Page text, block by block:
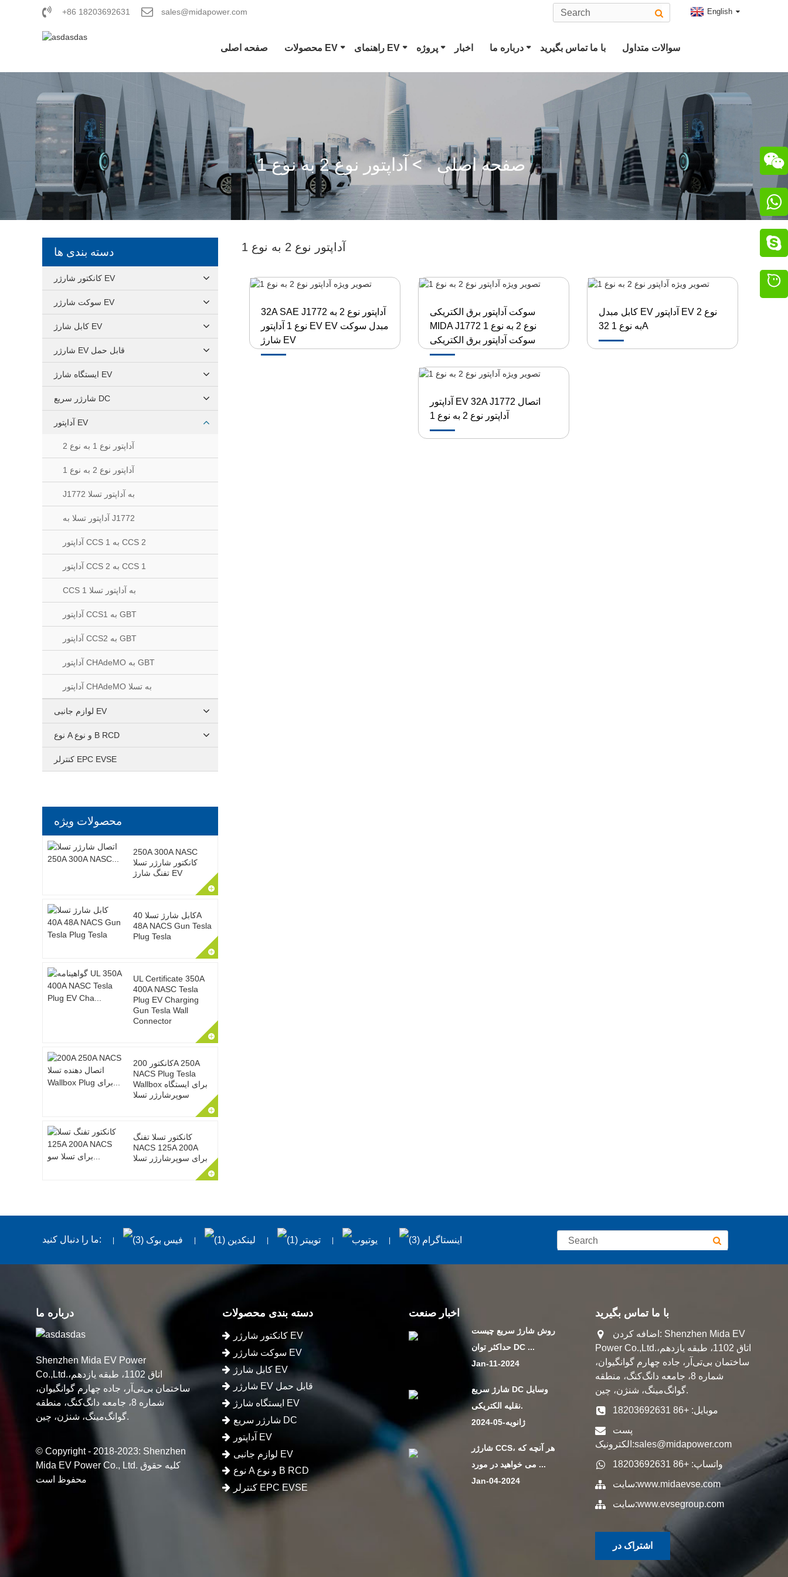
+86 18203692631 sales@midapower.com English
صفحه اصلی محصولات EV
دوشاخه CCS Combo 2 رابط CHAdeMO
تفنگ GB/T DC رابط ChaoJi
راهنمای EV پروژه اخبار درباره ما با ما تماس بگیرید سوالات متداول
صفحه اصلی آداپتور نوع 2 به نوع 1
دسته بندی ها
کانکتور شارژر EV
سوکت شارژر EV
کابل شارژ EV
شارژر EV قابل حمل
ایستگاه شارژ EV
شارژر سریع DC
آداپتور EV
آداپتور نوع 1 به نوع 2
آداپتور نوع 2 به نوع 1
J1772 به آداپتور تسلا
آداپتور تسلا به J1772
آداپتور CCS 1 به CCS 2
آداپتور CCS 2 به CCS 1
CCS 1 به آداپتور تسلا
آداپتور CCS1 به GBT
آداپتور CCS2 به GBT
آداپتور CHAdeMO به GBT
آداپتور CHAdeMO به تسلا
لوازم جانبی EV
نوع A و نوع B RCD
کنترلر EPC EVSE
محصولات ویژه
250A 300A NASC
کانکتور شارژر تسلا
تفنگ شارژ EV
کابل شارژ تسلا 40A
48A NACS Gun Tesla
Plug Tesla
UL Certificate 350A
400A NASC Tesla
Plug EV Charging
Gun Tesla Wall
Connector
کانکتور 200A 250A
NACS Plug Tesla
Wallbox برای ایستگاه
سوپرشارژر تسلا
کانکتور تسلا تفنگ
NACS 125A 200A
برای سوپرشارژر تسلا
آداپتور نوع 2 به نوع 1
32A SAE J1772 آداپتور نوع 2 به
نوع 1 آداپتور EV EV مبدل سوکت
شارژ EV
سوکت آداپتور برق الکتریکی
MIDA J1772 نوع 2 به نوع 1
سوکت آداپتور برق الکتریکی
کابل مبدل EV آداپتور EV نوع 2
به نوع 1 32A
آداپتور EV 32A J1772 اتصال
آداپتور نوع 2 به نوع 1
ما را دنبال کنید:
درباره ما
Shenzhen Mida EV Power
Co.,Ltd.اتاق 1102، طبقه یازدهم،
ساختمان بی‌تی‌آر، جاده چهارم گوانگیوان،
شماره 8، جامعه دانگ‌کنگ، منطقه
گوانگ‌مینگ، شنژن، چین.
© Copyright - 2018-2023: Shenzhen
Mida EV Power Co., Ltd. کلیه حقوق
محفوظ است
دسته بندی محصولات
کانکتور شارژر EV
سوکت شارژر EV
کابل شارژ EV
شارژر EV قابل حمل
ایستگاه شارژ EV
شارژر سریع DC
آداپتور EV
لوازم جانبی EV
نوع A و نوع B RCD
کنترلر EPC EVSE
اخبار صنعت
روش شارژ سریع چیست
حداکثر توان DC ...
Jan-11-2024
شارژ سریع DC وسایل
نقلیه الکتریکی.
ژانویه-05-2024
شارژر CCS، هر آنچه که
می خواهید در مورد ...
Jan-04-2024
با ما تماس بگیرید
اضافه کردن: Shenzhen Mida EV
Power Co.,Ltd.اتاق 1102، طبقه یازدهم،
ساختمان بی‌تی‌آر، جاده چهارم گوانگیوان،
شماره 8، جامعه دانگ‌کنگ، منطقه
گوانگ‌مینگ، شنژن، چین.
موبایل: +86 18203692631
پست
الکترونیک:sales@midapower.com
واتساپ: +86 18203692631
سایت:www.midaevse.com
سایت:www.evsegroup.com
اشتراک در


